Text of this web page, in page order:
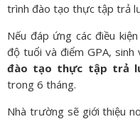
trình đào tạo thực tập trả
Nếu đáp ứng các điều
độ tuổi và điểm GPA, sinh
đào tạo thực tập trả
trong 6 tháng.
Nhà trường sẽ giới thiệu